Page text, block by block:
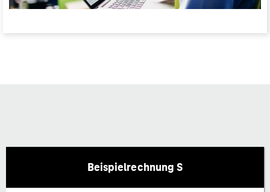
Beispielrechnung S